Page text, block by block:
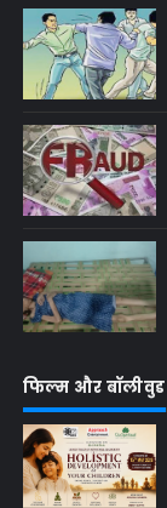
फिल्म और बॉलीवुड